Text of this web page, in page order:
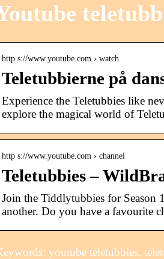
http s://www.youtube.com › watch
Teletubbierne på
Experience the Teletubbies like
explore the magical world of
http s://www.youtube.com › channel
Teletubbies –
Join the Tiddlytubbies for Season
another. Do you have a favourite
youtube teletubbies,